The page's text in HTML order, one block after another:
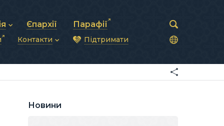
рада
та комунікації
Єпархії Парафії
Контакти
Синоди Єпископів
Патріарша курія
Підтримати
Новини